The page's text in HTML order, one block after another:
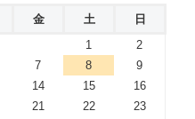
金 土
日
1
2
7 8
9
14 15
16
21 22
23